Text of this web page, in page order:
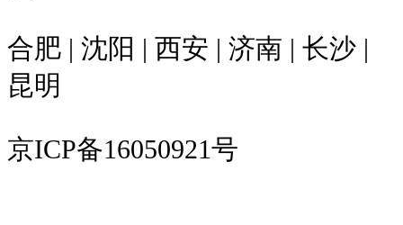
合肥 | 沈阳 | 西安 | 济南 | 长沙 |
昆明
京ICP备16050921号